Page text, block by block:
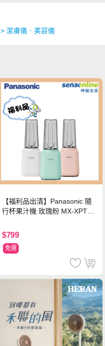
> 潔膚儀．美容儀
【福利品出清】Panasonic 隨
行杯果汁機 玫瑰粉 MX-XPT10
$799
免運